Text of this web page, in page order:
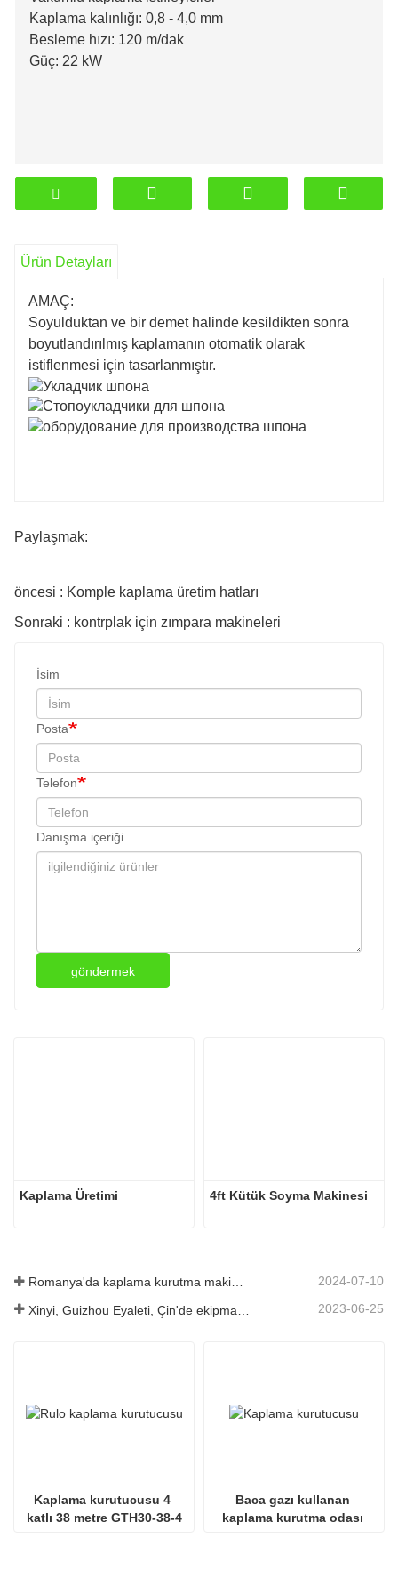
Kaplama kalınlığı: 0,8 - 4,0 mm
Besleme hızı: 120 m/dak
Güç: 22 kW
Ürün Detayları
AMAÇ:
Soyulduktan ve bir demet halinde kesildikten sonra
boyutlandırılmış kaplamanın otomatik olarak
istiflenmesi için tasarlanmıştır.
Paylaşmak:
öncesi : Komple kaplama üretim hatları
Sonraki : kontrplak için zımpara makineleri
İsim
Posta
Telefon
Danışma içeriği
göndermek
Kaplama Üretimi 4ft Kütük Soyma Makinesi
Romanya'da kaplama kurutma makinesinin kurulumu tamamlandı. 2024-07-10
2023-06-25
Kaplama kurutucusu 4
katlı 38 metre GTH30-38-4
Baca gazı kullanan
kaplama kurutma odası